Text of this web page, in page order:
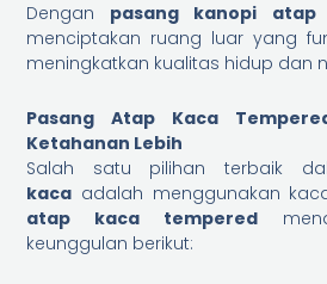
Dengan pasang kanopi atap
menciptakan ruang luar yang
meningkatkan kualitas hidup dan
Pasang Atap Kaca
Ketahanan Lebih
Salah satu pilihan terbaik
kaca adalah menggunakan
atap kaca tempered
keunggulan berikut: